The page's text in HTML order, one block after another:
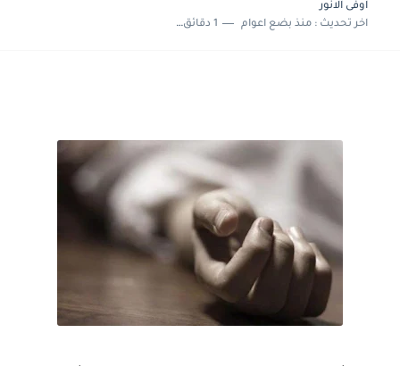
اوفى الانور
اخر تحديث :منذ بضع اعوام 1 دقائق للقراءة